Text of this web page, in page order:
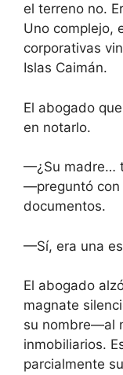
el terreno no.
Uno complejo,
corporativas
Islas Caimán.
El abogado
en notarlo.
—¿Su madre…
—preguntó con
documentos.
—Sí, era una
El abogado
magnate
su nombre—al
inmobiliarios.
parcialmente